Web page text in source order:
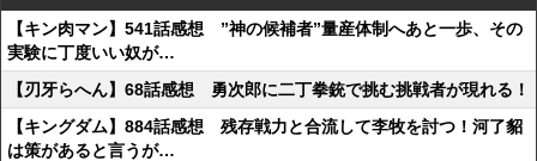
【キン肉マン】541話感想 ”神の候補者”量産体制へあと一歩、その
実験に丁度いい奴が…
【刃牙らへん】68話感想 勇次郎に二丁拳銃で挑む挑戦者が現れる！
【キングダム】884話感想 残存戦力と合流して李牧を討つ！河了貂
は策があると言うが…